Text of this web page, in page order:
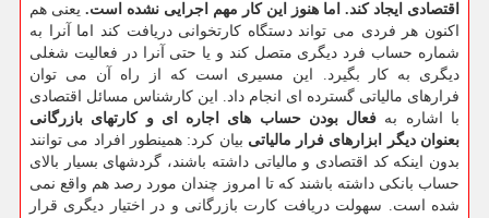
اقتصادی ایجاد كند. اما هنوز این كار مهم اجرایی نشده است. یعنی هم
اكنون هر فردی می تواند دستگاه كارتخوانی دریافت كند اما آنرا به
شماره حساب فرد دیگری متصل كند و یا حتی آنرا در فعالیت شغلی
دیگری به كار بگیرد. این مسیری است كه از راه آن می توان
فرارهای مالیاتی گسترده ای انجام داد. این كارشناس مسائل اقتصادی
با اشاره به فعال بودن حساب های اجاره ای و كارتهای بازرگانی
بعنوان دیگر ابزارهای فرار مالیاتی بیان كرد: همینطور افراد می توانند
بدون اینكه كد اقتصادی و مالیاتی داشته باشند، گردشهای بسیار بالای
حساب بانكی داشته باشند كه تا امروز چندان مورد رصد هم واقع نمی
شده است. سهولت دریافت كارت بازرگانی و در اختیار دیگری قرار